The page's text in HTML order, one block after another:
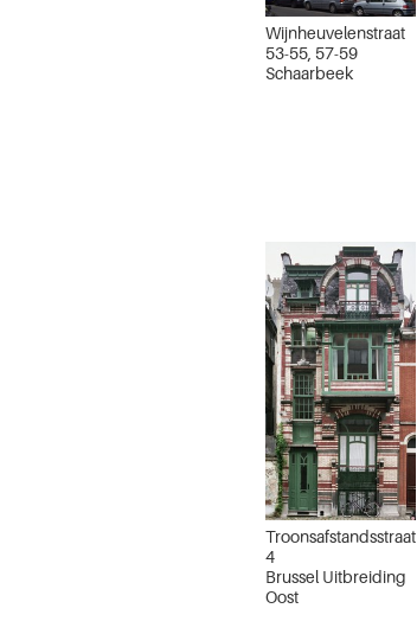
Wijnheuvelenstraat
53-55, 57-59
Schaarbeek
Troonsafstandsstraat
4
Brussel Uitbreiding
Oost